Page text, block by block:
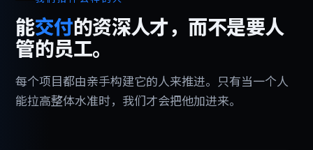
能交付的资深人才，而不是要人
管的员工。
每个项目都由亲手构建它的人来推进。只有当一个人
能拉高整体水准时，我们才会把他加进来。